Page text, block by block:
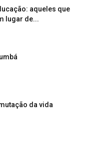
aqueles que
lugar de...
da vida